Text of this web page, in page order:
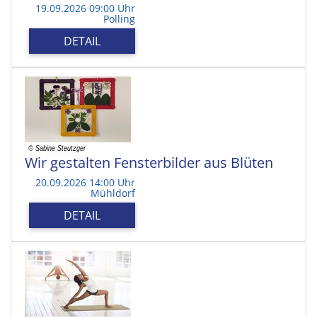
19.09.2026 09:00 Uhr
Polling
DETAIL
Wir gestalten Fensterbilder aus Blüten
20.09.2026 14:00 Uhr
Mühldorf
DETAIL